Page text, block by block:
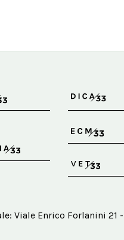
Viale Enrico Forlanini 21